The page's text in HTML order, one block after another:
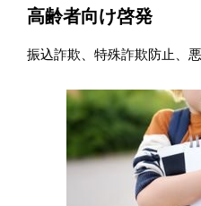
高齢者向け啓発
振込詐欺、特殊詐欺防止、